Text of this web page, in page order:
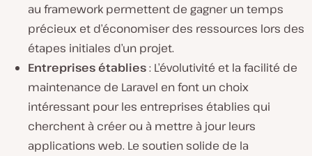
au framework permettent de gagner un temps
précieux et d’économiser des ressources lors des
étapes initiales d’un projet.
Entreprises établies: L’évolutivité et la facilité de
maintenance de Laravel en font un choix
intéressant pour les entreprises établies qui
cherchent à créer ou à mettre à jour leurs
applications web. Le soutien solide de la